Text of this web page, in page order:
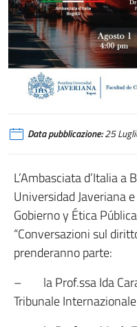
Data pubblicazione:25
L’Ambasciata d’Italia
Universidad Javeriana
Gobierno y Ética
“Conversazioni sul
prenderanno parte:
– la Prof.ssa Ida
Tribunale